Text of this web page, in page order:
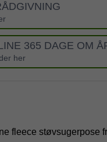
365 DAGE OM
her
fleece støvsugerpose